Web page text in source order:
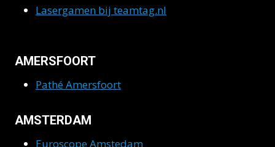
Lasergamen bij teamtag.nl
AMERSFOORT
Pathé Amersfoort
AMSTERDAM
Euroscope Amstedam